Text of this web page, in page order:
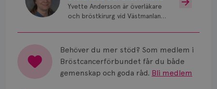
Yvette Andersson är överläkare
och bröstkirurg vid Västmanlands
Behöver du mer stöd? Som medlem i
Bröstcancerförbundet får du både
gemenskap och goda råd. Bli medlem